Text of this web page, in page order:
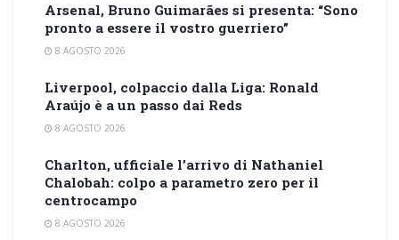
Arsenal, Bruno Guimarães si presenta: “Sono
pronto a essere il vostro guerriero”
8 AGOSTO 2026
Liverpool, colpaccio dalla Liga: Ronald
Araújo è a un passo dai Reds
8 AGOSTO 2026
Charlton, ufficiale l’arrivo di Nathaniel
Chalobah: colpo a parametro zero per il
centrocampo
8 AGOSTO 2026